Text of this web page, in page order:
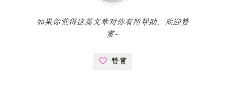
如果你觉得这篇文章对你有所帮助，欢迎赞
赏~
赞赏